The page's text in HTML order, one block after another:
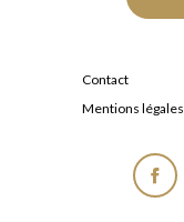
Contact
Mentions légales